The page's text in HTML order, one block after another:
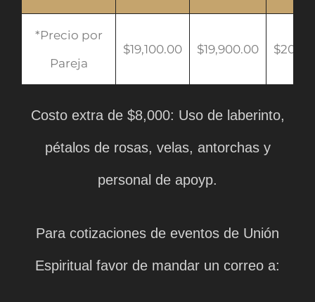
*Precio por
Pareja
$19,100.00 $19,900.00
Costo extra de $8,000: Uso de laberinto,
pétalos de rosas, velas, antorchas y
personal de apoyp.
Para cotizaciones de eventos de Unión
Espiritual favor de mandar un correo a: